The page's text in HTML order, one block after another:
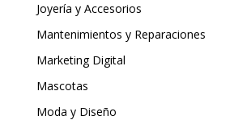
Joyería y Accesorios
Mantenimientos y Reparaciones
Marketing Digital
Mascotas
Moda y Diseño